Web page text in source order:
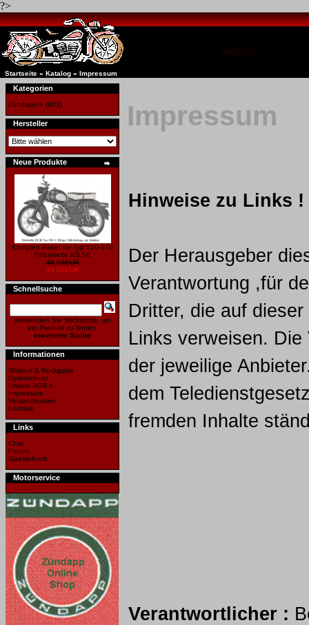
?>
Startseite » Katalog » Impressum
Kategorien
Zündapp-> (903)
Hersteller
Neue Produkte
Komplett Paket für Typ 510-270
Falconette KS 50
44,03EUR
33,02EUR
Schnellsuche
Verwenden Sie Stichworte, um
ein Produkt zu finden.
erweiterte Suche
Informationen
Wideruf & Rückgabe
Datenschutz
Unsere AGB's
Impressum
Versandkosten
Kontakt
Links
Chat
Forum
Gaestebuch
Motorservice
Impressum
Hinweise zu Links !
Der Herausgeber
Verantwortung ,für
Dritter, die auf
Links verweisen.
der jeweilige
dem
fremden Inhalte
Verantwortlicher :